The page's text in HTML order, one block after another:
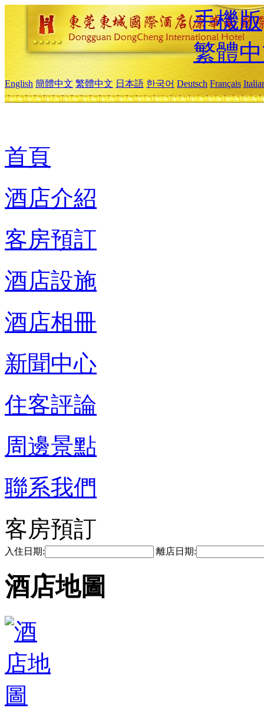
手機版
繁體
English 簡體中文 繁體中文 日本語 한국어 Deutsch Français
首頁
酒店介紹
客房預訂
酒店設施
酒店相冊
新聞中心
住客評論
周邊景點
聯系我們
客房預訂
入住日期: 離店日期:
酒店地圖